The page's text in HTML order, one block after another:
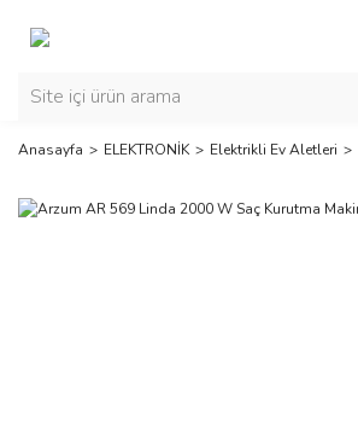
Anasayfa ELEKTRONİK Elektrikli Ev Aletleri